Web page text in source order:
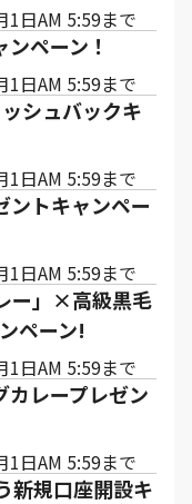
1日AM 5:59まで
ペーン！
1日AM 5:59まで
シュバックキ
1日AM 5:59まで
トキャンペー
1日AM 5:59まで
ー」×高級黒毛
ペーン!
1日AM 5:59まで
カレープレゼン
1日AM 5:59まで
新規口座開設キ